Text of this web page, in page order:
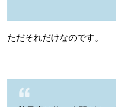
ただそれだけなのです。